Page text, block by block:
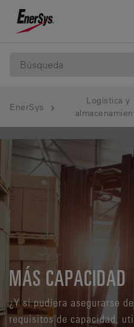
EnerSys
Logística y
MÁS CAPACIDAD
¿Y si pudiera asegurarse
requisitos de capacidad,